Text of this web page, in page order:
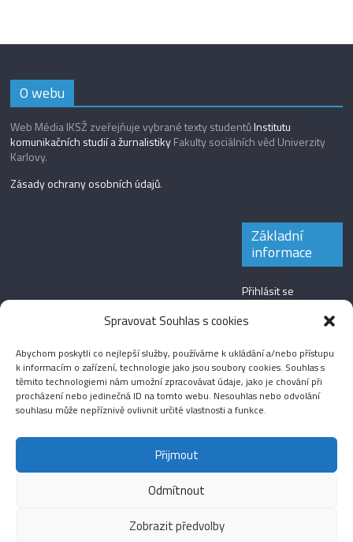
Spravovat Souhlas s cookies
Abychom poskytli co nejlepší služby, používáme k ukládání a/nebo přístupu
k informacím o zařízení, technologie jako jsou soubory cookies. Souhlas s
těmito technologiemi nám umožní zpracovávat údaje, jako je chování při
procházení nebo jedinečná ID na tomto webu. Nesouhlas nebo odvolání
souhlasu může nepříznivě ovlivnit určité vlastnosti a funkce.
Přijmout
Odmítnout
Zobrazit předvolby
O webu
Web Média IKSŽ zveřejňuje vybrané texty studentůInstitutu
komunikačních studií a žurnalistikyFakulty sociálních věd Univerzity
Karlovy.
Zásady ochrany osobních údajů.
Základní
informace
Přihlásit se
Zdroj kanálů
Kanál komentářů
Česká lokalizace
Fotografie Audio
Copyright © 2026Média IKSŽ. All rights reserved.
Theme: ColorMag Pro byThemeGrill. Drevet av